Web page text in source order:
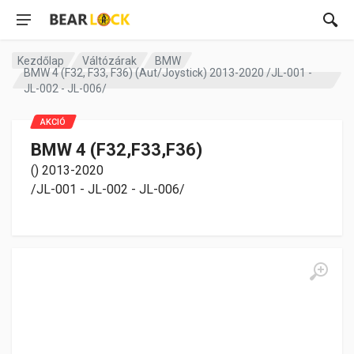
Kezdőlap Váltózárak
BMW
BMW 4 (F32, F33, F36) (Aut/Joystick) 2013-2020 /JL-001 -
JL-002 - JL-006/
BMW 4 (F32,F33,F36)
() 2013-2020
/JL-001 - JL-002 - JL-006/
AKCIÓ